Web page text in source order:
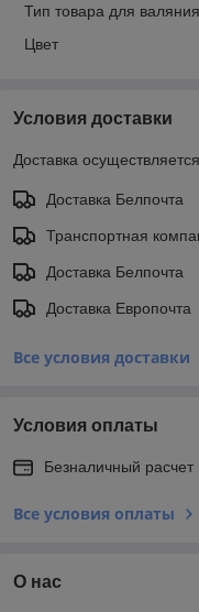
Тип товара для валяния
Цвет
Условия доставки
Доставка
Доставка Белпочта
Транспортная
Доставка Белпочта
Доставка Европочта
Все условия доставки
Условия оплаты
Безналичный расчет
Все условия оплаты
О нас